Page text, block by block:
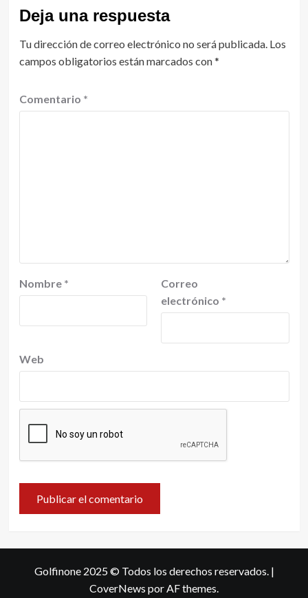
Deja una respuesta
Tu dirección de correo electrónico no será publicada. Los
campos obligatorios están marcados con*
Comentario *
Nombre *
Correo
electrónico *
Web
Golfinone 2025 © Todos los derechos reservados. |
CoverNews por AF themes.